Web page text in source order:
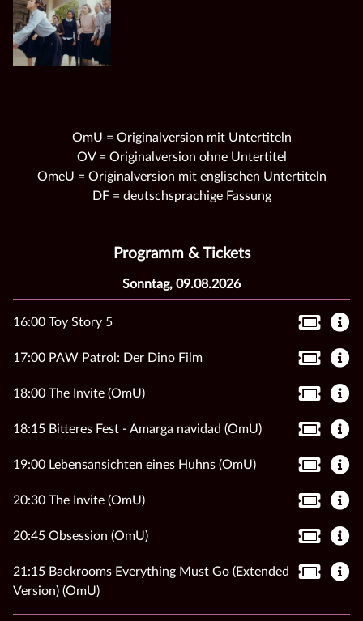
OmU = Originalversion mit Untertiteln
OV = Originalversion ohne Untertitel
OmeU = Originalversion mit englischen Untertiteln
DF = deutschsprachige Fassung
Programm & Tickets
Sonntag, 09.08.2026
16:00 Toy Story 5
17:00 PAW Patrol: Der Dino Film
18:00 The Invite (OmU)
18:15 Bitteres Fest - Amarga navidad (OmU)
19:00 Lebensansichten eines Huhns (OmU)
20:30 The Invite (OmU)
20:45 Obsession (OmU)
21:15 Backrooms Everything Must Go (Extended
Version) (OmU)